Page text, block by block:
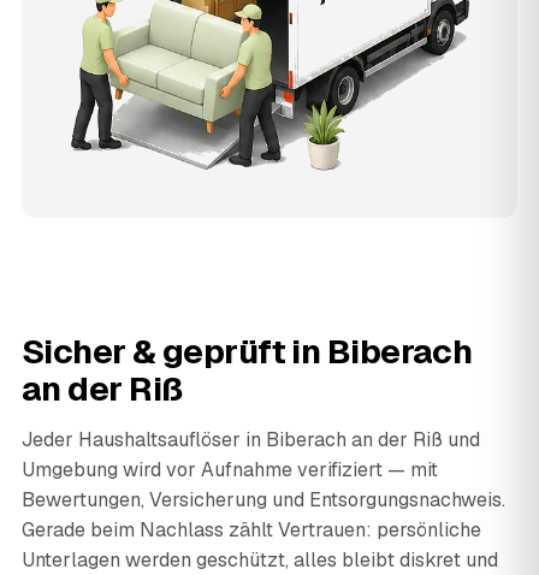
Sicher & geprüft in Biberach
an der Riß
Jeder Haushaltsauflöser in Biberach an der Riß und
Umgebung wird vor Aufnahme verifiziert — mit
Bewertungen, Versicherung und Entsorgungsnachweis.
Gerade beim Nachlass zählt Vertrauen: persönliche
Unterlagen werden geschützt, alles bleibt diskret und